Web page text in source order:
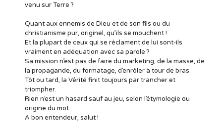
venu sur Terre ?
Quant aux ennemis de Dieu et de son fils ou du
christianisme pur, originel, qu’ils se mouchent !
Et la plupart de ceux qui se réclament de lui sont-ils
vraiment en adéquation avec sa parole ?
Sa mission n’est pas de faire du marketing, de la masse, de
la propagande, du formatage, d’enrôler à tour de bras.
Tôt ou tard, la Vérité finit toujours par trancher et
triompher.
Rien n’est un hasard sauf au jeu, selon l’étymologie ou
origine du mot.
A bon entendeur, salut !